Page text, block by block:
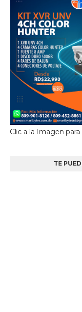
Clic a la Imagen para
TE